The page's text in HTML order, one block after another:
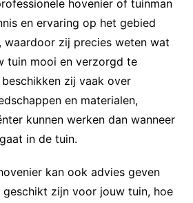
hovenier of tuinman
en ervaring op het gebied
waardoor zij precies weten wat
tuin mooi en verzorgd te
zij vaak over
en materialen,
kunnen werken dan wanneer
in de tuin.
kan ook advies geven
zijn voor jouw tuin, hoe